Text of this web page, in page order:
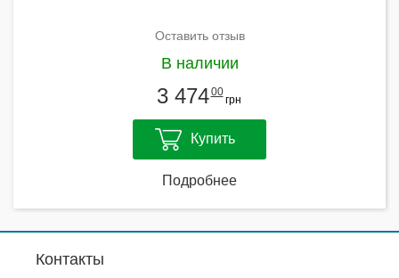
Оставить отзыв
В наличии
3 47400
грн
Купить
Подробнее
Контакты